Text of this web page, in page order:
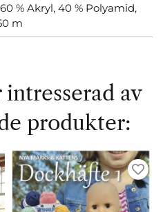
% Akryl, 40 % Polyamid,
m
av
produkter: